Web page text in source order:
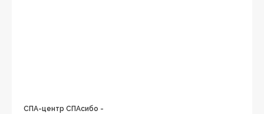
СПА-центр СПАсибо -